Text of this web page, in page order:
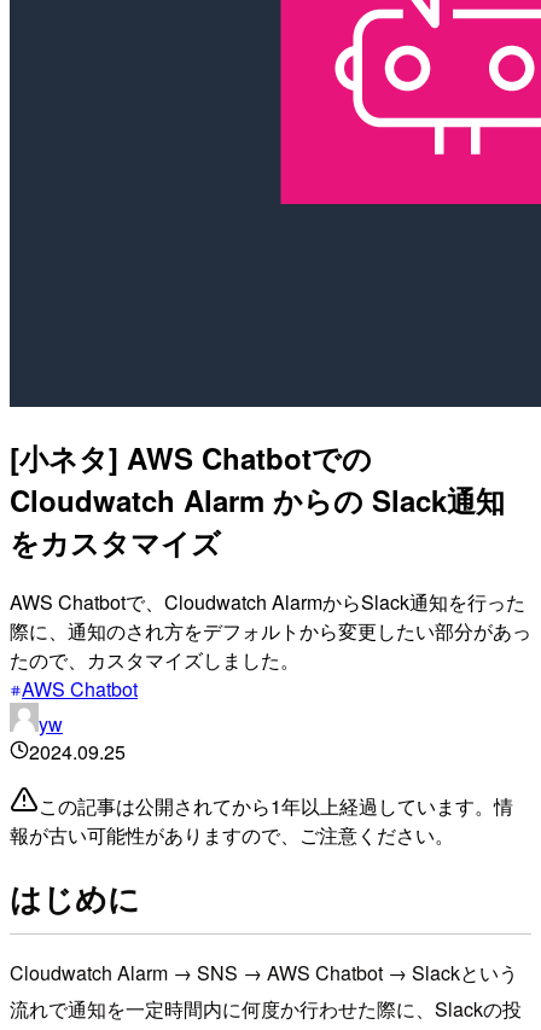
[小ネタ] AWS Chatbotでの
Cloudwatch Alarm からの Slack通知
をカスタマイズ
AWS Chatbotで、Cloudwatch AlarmからSlack通知を行った
際に、通知のされ方をデフォルトから変更したい部分があっ
たので、カスタマイズしました。
AWS Chatbot
yw
2024.09.25
この記事は公開されてから1年以上経過しています。情
報が古い可能性がありますので、ご注意ください。
はじめに
Cloudwatch Alarm → SNS → AWS Chatbot → Slackという
流れで通知を一定時間内に何度か行わせた際に、Slackの投